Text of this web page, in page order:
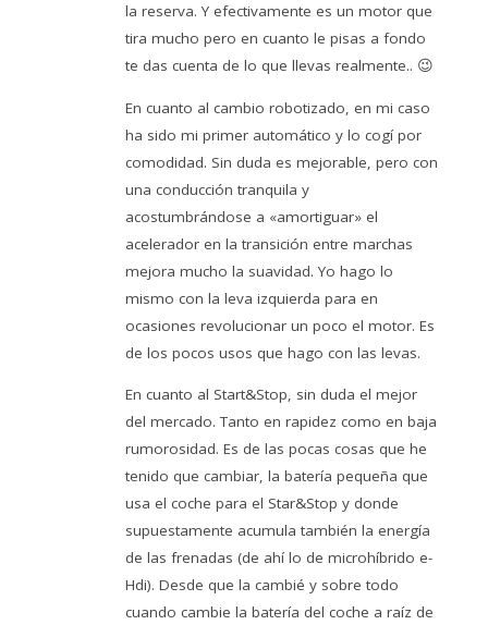
la reserva. Y efectivamente es un motor que
tira mucho pero en cuanto le pisas a fondo
te das cuenta de lo que llevas realmente.. 😉
En cuanto al cambio robotizado, en mi caso
ha sido mi primer automático y lo cogí por
comodidad. Sin duda es mejorable, pero con
una conducción tranquila y
acostumbrándose a «amortiguar» el
acelerador en la transición entre marchas
mejora mucho la suavidad. Yo hago lo
mismo con la leva izquierda para en
ocasiones revolucionar un poco el motor. Es
de los pocos usos que hago con las levas.
En cuanto al Start&Stop, sin duda el mejor
del mercado. Tanto en rapidez como en baja
rumorosidad. Es de las pocas cosas que he
tenido que cambiar, la batería pequeña que
usa el coche para el Star&Stop y donde
supuestamente acumula también la energía
de las frenadas (de ahí lo de microhíbrido e-
Hdi). Desde que la cambié y sobre todo
cuando cambie la batería del coche a raíz de